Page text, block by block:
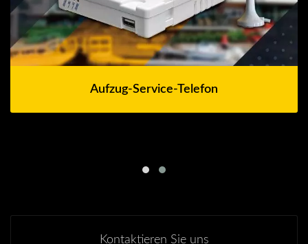
Aufzug-Service-Telefon
Kontaktieren Sie uns